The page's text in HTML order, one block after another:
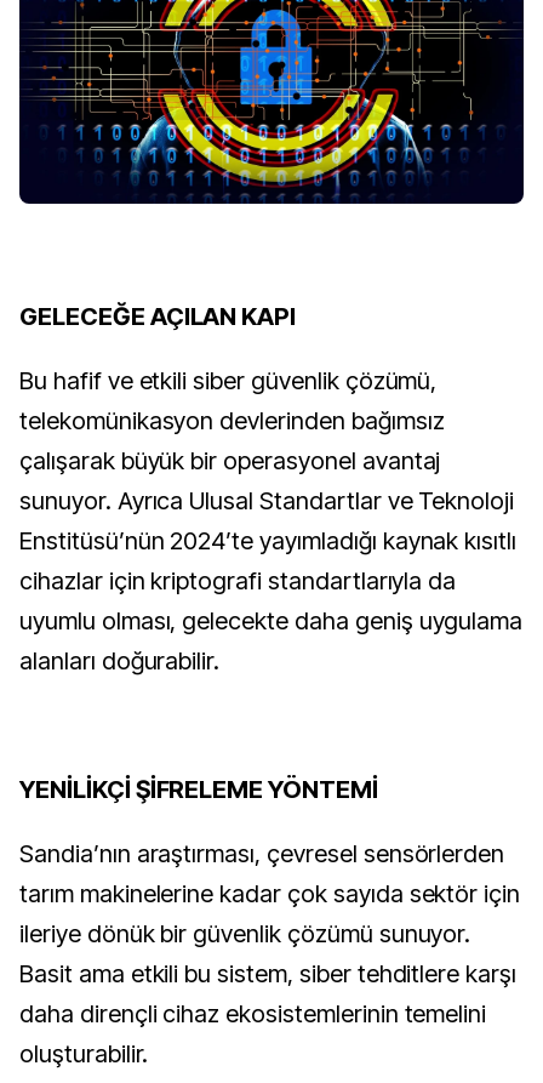
GELECEĞE AÇILAN KAPI
Bu hafif ve etkili siber güvenlik çözümü,
telekomünikasyon devlerinden bağımsız
çalışarak büyük bir operasyonel avantaj
sunuyor. Ayrıca Ulusal Standartlar ve Teknoloji
Enstitüsü’nün 2024’te yayımladığı kaynak kısıtlı
cihazlar için kriptografi standartlarıyla da
uyumlu olması, gelecekte daha geniş uygulama
alanları doğurabilir.
YENİLİKÇİ ŞİFRELEME YÖNTEMİ
Sandia’nın araştırması, çevresel sensörlerden
tarım makinelerine kadar çok sayıda sektör için
ileriye dönük bir güvenlik çözümü sunuyor.
Basit ama etkili bu sistem, siber tehditlere karşı
daha dirençli cihaz ekosistemlerinin temelini
oluşturabilir.